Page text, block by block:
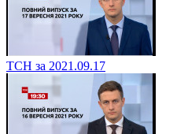
ТСН за 2021.09.17